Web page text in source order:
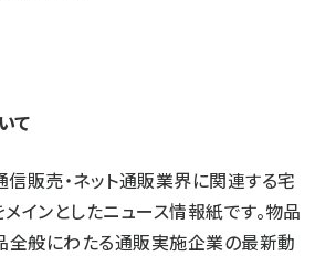
て
信販売・ネット通販業界に関連する宅
メインとしたニュース情報紙です。物品
全般にわたる通販実施企業の最新動